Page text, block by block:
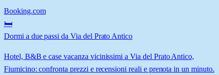
Booking.com
🛏️
Dormi a due passi da Via del Prato Antico
Hotel, B&B e case vacanza vicinissimi a Via del Prato Antico,
Fiumicino: confronta prezzi e recensioni reali e prenota in un minuto.